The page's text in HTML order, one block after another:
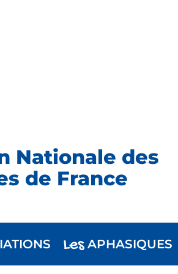
Nationale des
de France
LesAPHASIQUES